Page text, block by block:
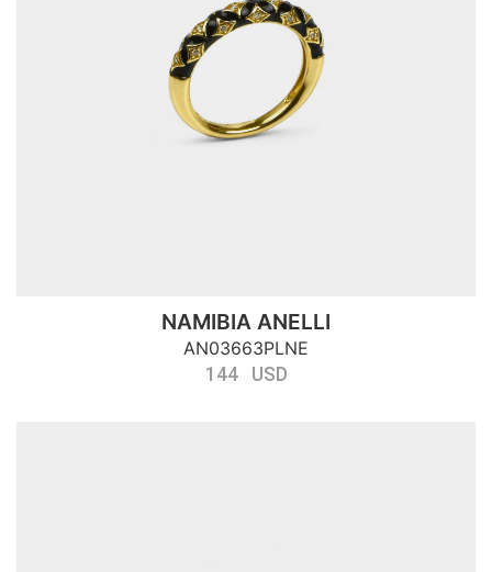
NAMIBIA ANELLI
AN03663PLNE
144 USD